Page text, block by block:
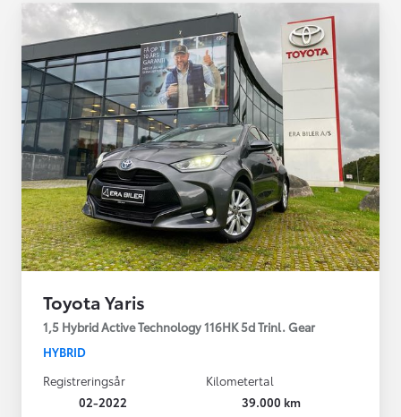
Toyota Yaris
1,5 Hybrid Active Technology 116HK 5d Trinl. Gear
HYBRID
Registreringsår
02-2022
Kilometertal
39.000 km